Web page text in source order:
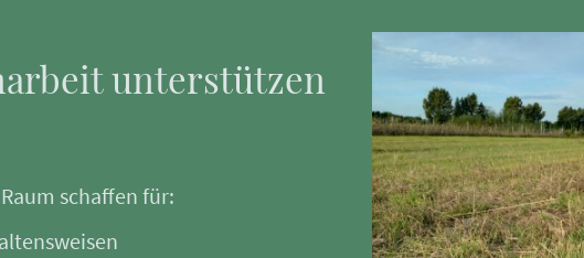
unterstützen
schaffen für: